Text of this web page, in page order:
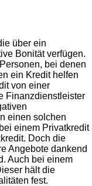
über ein
Bonität verfügen.
bei denen
ein Kredit helfen
von einer
Finanzdienstleister
einen solchen
einem Privatkredit
Doch die
Angebote dankend
Auch bei einem
hält die
fest.